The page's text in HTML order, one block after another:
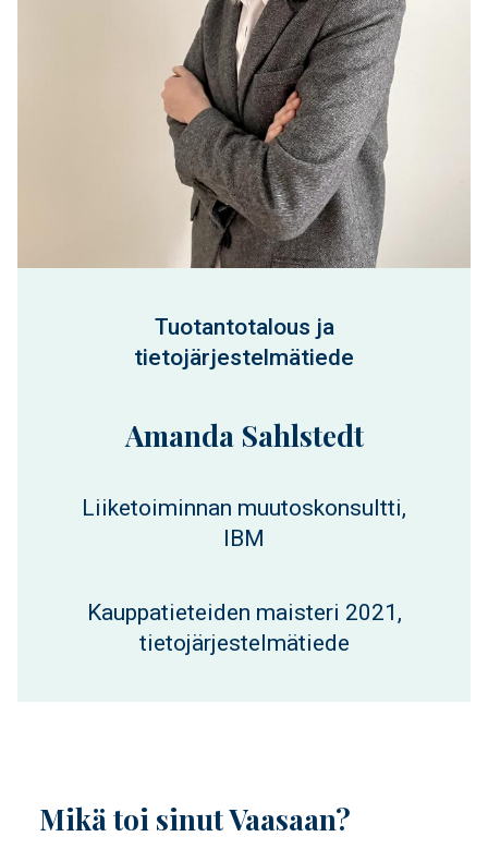
Tuotantotalous ja
tietojärjestelmätiede
Amanda Sahlstedt
Liiketoiminnan muutoskonsultti,
IBM
Kauppatieteiden maisteri 2021,
tietojärjestelmätiede
Mikä toi sinut Vaasaan?